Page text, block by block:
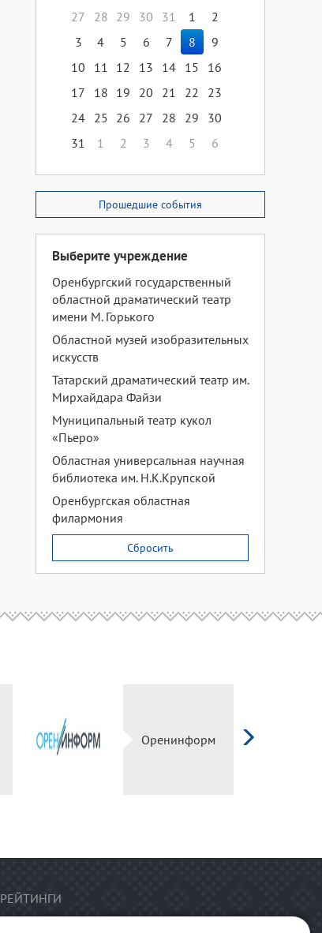
27
28 29 30 31 1
2
3
4 5 6 7 8
9
10
11 12 13 14 15
16
17
18 19 20 21 22
23
24 25 26 27 28 29
30
31
1 2 3 4 5 6
Прошедшие события
Выберите учреждение
Оренбургский государственный
областной драматический театр
имени М. Горького
Областной музей изобразительных
искусств
Татарский драматический театр им.
Мирхайдара Файзи
Муниципальный театр кукол
«Пьеро»
Областная универсальная научная
библиотека им. Н.К.Крупской
Оренбургская областная
филармония
Сбросить
Оренинформ
РЕЙТИНГИ